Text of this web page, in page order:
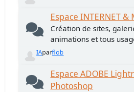
Espace INTERNET
Création de sites,
animations et tous
IAparflob
Espace ADOBE
Photoshop